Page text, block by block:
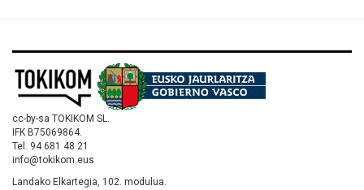
cc-by-sa TOKIKOM SL.
IFK B75069864.
Tel. 94 681 48 21
info@tokikom.eus
Landako Elkartegia, 102. modulua.